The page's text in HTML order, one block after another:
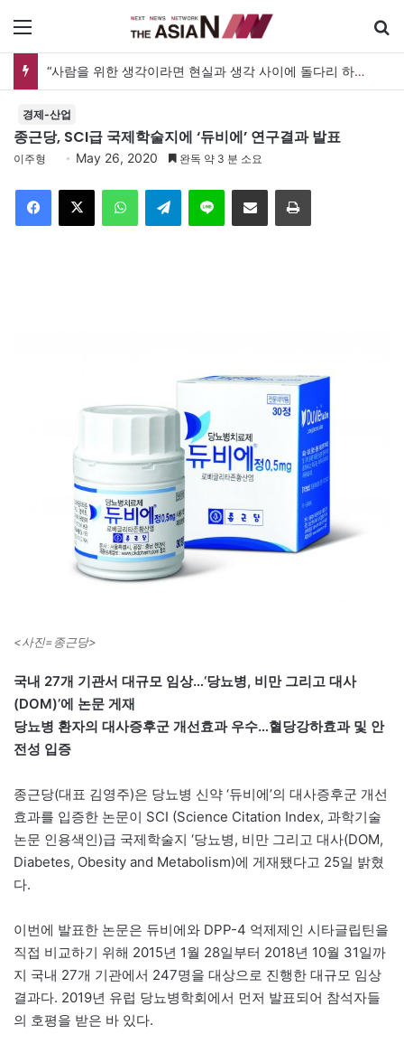
“사람을 위한 생각이라면 현실과 생각 사이에 돌다리 하나는 놓아야 하지 않을까”
경제-산업
종근당, SCI급 국제학술지에 ‘듀비에’ 연구결과 발표
이주형 May 26, 2020 완독 약 3 분 소요
Telegram 이메일
<사진=종근당>
국내 27개 기관서 대규모 임상…‘당뇨병, 비만 그리고 대사
(DOM)’에 논문 게재
당뇨병 환자의 대사증후군 개선효과 우수…혈당강하효과 및 안
전성 입증
종근당(대표 김영주)은 당뇨병 신약 ‘듀비에’의 대사증후군 개선
효과를 입증한 논문이 SCI (Science Citation Index, 과학기술
논문 인용색인)급 국제학술지 ‘당뇨병, 비만 그리고 대사(DOM,
Diabetes, Obesity and Metabolism)에 게재됐다고 25일 밝혔
다.
이번에 발표한 논문은 듀비에와 DPP-4 억제제인 시타글립틴을
직접 비교하기 위해 2015년 1월 28일부터 2018년 10월 31일까
지 국내 27개 기관에서 247명을 대상으로 진행한 대규모 임상
결과다. 2019년 유럽 당뇨병학회에서 먼저 발표되어 참석자들
의 호평을 받은 바 있다.